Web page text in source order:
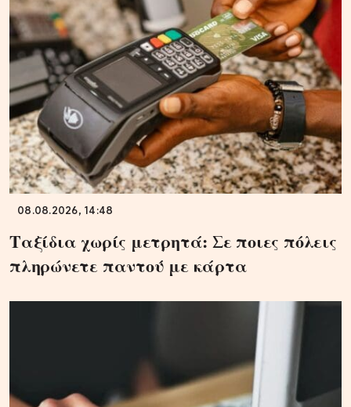
08.08.2026, 14:48
Ταξίδια χωρίς μετρητά: Σε ποιες πόλεις
πληρώνετε παντού με κάρτα